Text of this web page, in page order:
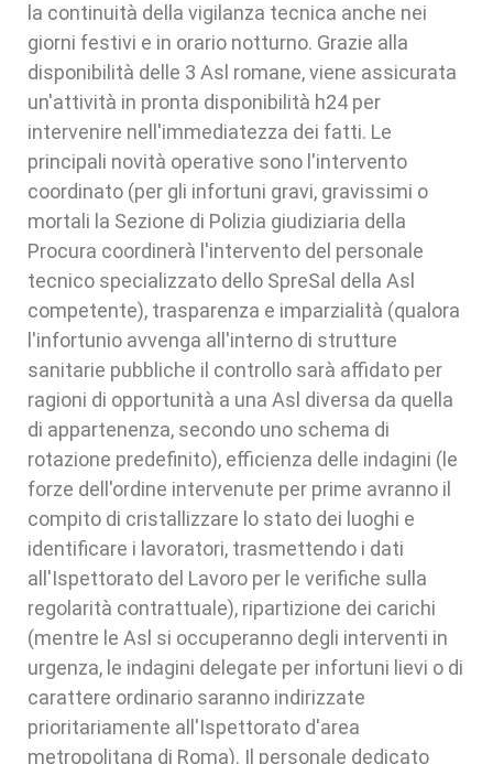
la continuità della vigilanza tecnica anche nei
giorni festivi e in orario notturno. Grazie alla
disponibilità delle 3 Asl romane, viene assicurata
un'attività in pronta disponibilità h24 per
intervenire nell'immediatezza dei fatti. Le
principali novità operative sono l'intervento
coordinato (per gli infortuni gravi, gravissimi o
mortali la Sezione di Polizia giudiziaria della
Procura coordinerà l'intervento del personale
tecnico specializzato dello SpreSal della Asl
competente), trasparenza e imparzialità (qualora
l'infortunio avvenga all'interno di strutture
sanitarie pubbliche il controllo sarà affidato per
ragioni di opportunità a una Asl diversa da quella
di appartenenza, secondo uno schema di
rotazione predefinito), efficienza delle indagini (le
forze dell'ordine intervenute per prime avranno il
compito di cristallizzare lo stato dei luoghi e
identificare i lavoratori, trasmettendo i dati
all'Ispettorato del Lavoro per le verifiche sulla
regolarità contrattuale), ripartizione dei carichi
(mentre le Asl si occuperanno degli interventi in
urgenza, le indagini delegate per infortuni lievi o di
carattere ordinario saranno indirizzate
prioritariamente all'Ispettorato d'area
metropolitana di Roma). Il personale dedicato